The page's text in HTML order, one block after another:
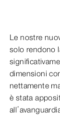
Le nostre
solo rendono
dimensioni
nettamente
è stata